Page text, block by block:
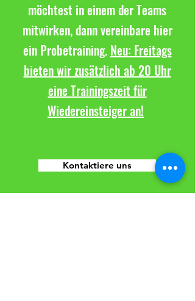
möchtest in einem der Teams
mitwirken, dann vereinbare hier
ein Probetraining. Neu: Freitags
bieten wir zusätzlich ab 20 Uhr
eine Trainingszeit für
Wiedereinsteiger an!
Kontaktiere uns